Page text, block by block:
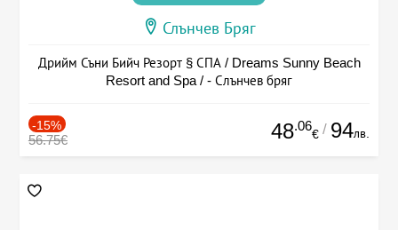
Слънчев Бряг
Дрийм Съни Бийч Резорт § СПА / Dreams Sunny Beach
Resort and Spa / - Слънчев бряг
-15%
56.75€ 48.06
€ / 94лв.